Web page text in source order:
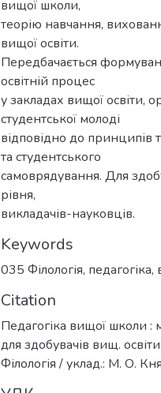
вищої школи,
теорію навчання,
вищої освіти.
Передбачається
освітній процес
у закладах вищої освіти,
студентської молоді
відповідно до принципів
та студентського
самоврядування. Для
рівня,
викладачів-науковців.
Keywords
035 Філологія, педагогіка,
Citation
Педагогіка вищої школи :
для здобувачів вищ.
Філологія / уклад.: М. О.